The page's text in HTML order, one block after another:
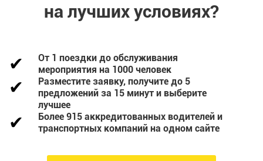
на лучших условиях?
От 1 поездки до обслуживания
мероприятия на 1000 человек
Разместите заявку, получите до 5
предложений за 15 минут и выберите
лучшее
Более 915 аккредитованных водителей и
транспортных компаний на одном сайте